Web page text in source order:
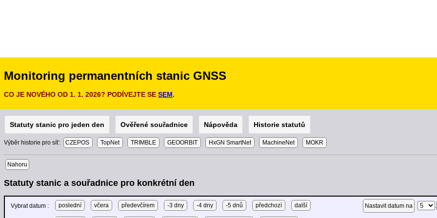
Monitoring permanentních stanic GNSS
CO JE NOVÉHO OD 1. 1. 2026? PODÍVEJTE SE SEM.
Statuty stanic pro jeden den Ověřené souřadnice Nápověda Historie statutů
Výběr historie pro síť: CZEPOS TopNet TRIMBLE GEOORBIT HxGN SmartNet MachineNet MOKR
Nahoru
Statuty stanic a souřadnice pro konkrétní den
Vybrat datum : poslední včera předevčírem -3 dny -4 dny -5 dnů předchozí další .